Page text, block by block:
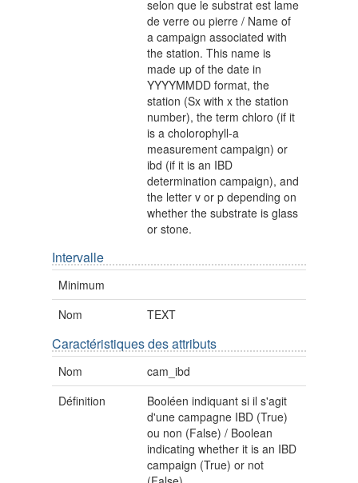
selon que le substrat est lame
de verre ou pierre / Name of
a campaign associated with
the station. This name is
made up of the date in
YYYYMMDD format, the
station (Sx with x the station
number), the term chloro (if it
is a cholorophyll-a
measurement campaign) or
ibd (if it is an IBD
determination campaign), and
the letter v or p depending on
whether the substrate is glass
or stone.
Intervalle
Minimum
Nom
TEXT
Caractéristiques des attributs
Nom
cam_ibd
Définition
Booléen indiquant si il s'agit
d'une campagne IBD (True)
ou non (False) / Boolean
indicating whether it is an IBD
campaign (True) or not